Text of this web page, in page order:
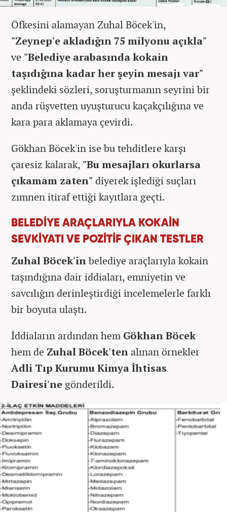
Öfkesini alamayan Zuhal Böcek'in,
"Zeynep'e akladığın 75 milyonu açıkla"
ve "Belediye arabasında kokain
taşıdığına kadar her şeyin mesajı var"
şeklindeki sözleri, soruşturmanın seyrini bir
anda rüşvetten uyuşturucu kaçakçılığına ve
kara para aklamaya çevirdi.
Gökhan Böcek'in ise bu tehditlere karşı
çaresiz kalarak, "Bu mesajları okurlarsa
çıkamam zaten" diyerek işlediği suçları
zımnen itiraf ettiği kayıtlara geçti.
BELEDİYE ARAÇLARIYLA KOKAİN
SEVKİYATI VE POZİTİF ÇIKAN TESTLER
Zuhal Böcek'inbelediye araçlarıyla kokain
taşındığına dair iddiaları, emniyetin ve
savcılığın derinleştirdiği incelemelerle farklı
bir boyuta ulaştı.
İddiaların ardından hem Gökhan Böcek
hem de Zuhal Böcek'tenalınan örnekler
Adli Tıp Kurumu Kimya İhtisas
Dairesi'ne gönderildi.